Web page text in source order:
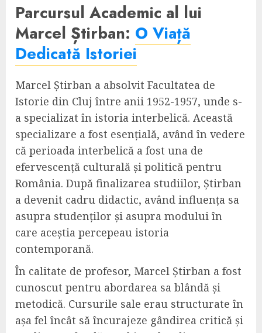
Parcursul Academic al lui
Marcel Știrban: O Viață
Dedicată Istoriei
Marcel Știrban a absolvit Facultatea de
Istorie din Cluj între anii 1952-1957, unde s-
a specializat în istoria interbelică. Această
specializare a fost esențială, având în vedere
că perioada interbelică a fost una de
efervescență culturală și politică pentru
România. După finalizarea studiilor, Știrban
a devenit cadru didactic, având influența sa
asupra studenților și asupra modului în
care aceștia percepeau istoria
contemporană.
În calitate de profesor, Marcel Știrban a fost
cunoscut pentru abordarea sa blândă și
metodică. Cursurile sale erau structurate în
așa fel încât să încurajeze gândirea critică și